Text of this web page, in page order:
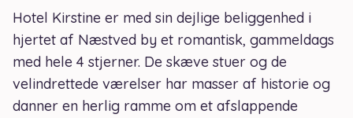
Hotel Kirstine er med sin dejlige beliggenhed i
hjertet af Næstved by et romantisk, gammeldags
med hele 4 stjerner. De skæve stuer og de
velindrettede værelser har masser af historie og
danner en herlig ramme om et afslappende